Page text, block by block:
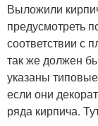
Выложили
предусмотреть
соответствии с
так же должен
указаны
если они
ряда кирпича.